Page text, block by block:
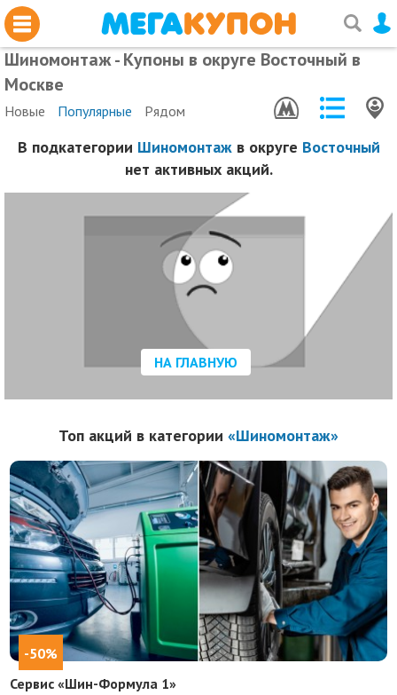
Шиномонтаж - Купоны в округе Восточный в
Москве
Новые Популярные Рядом
В подкатегории Шиномонтажв округе Восточный
нет активных акций.
НА ГЛАВНУЮ
Топ акций в категории «Шиномонтаж»
-50%
Сервис «Шин-Формула 1»